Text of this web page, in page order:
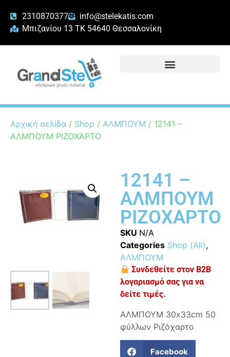
2310870377
info@stelekatis.com
Μπιζανίου 13 ΤΚ 54640 Θεσσαλονίκη
Αρχική σελίδα / Shop / ΑΛΜΠΟΥΜ / 12141 –
ΑΛΜΠΟΥΜ ΡΙΖΟΧΑΡΤΟ
12141 –
ΑΛΜΠΟΥΜ
ΡΙΖΟΧΑΡΤΟ
SKU N/A
Categories Shop (All),
ΑΛΜΠΟΥΜ
Συνδεθείτε στον B2B
λογαριασμό σας για να
δείτε τιμές.
ΑΛΜΠΟΥΜ 30x33cm 50
φύλλων Ριζόχαρτο
Facebook